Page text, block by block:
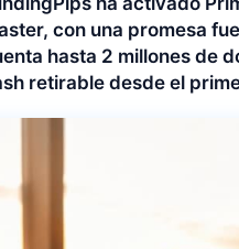
con una promesa
hasta 2 millones de
retirable desde el